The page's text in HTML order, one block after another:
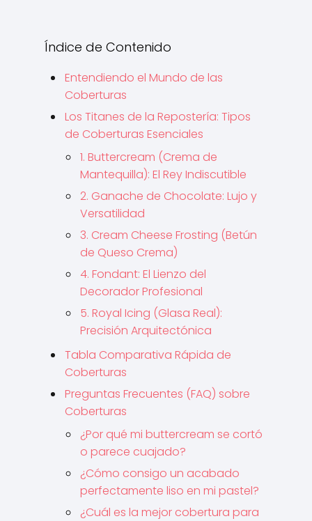
Índice de Contenido
Entendiendo el Mundo de las
Coberturas
Los Titanes de la Repostería: Tipos
de Coberturas Esenciales
1. Buttercream (Crema de
Mantequilla): El Rey Indiscutible
2. Ganache de Chocolate: Lujo y
Versatilidad
3. Cream Cheese Frosting (Betún
de Queso Crema)
4. Fondant: El Lienzo del
Decorador Profesional
5. Royal Icing (Glasa Real):
Precisión Arquitectónica
Tabla Comparativa Rápida de
Coberturas
Preguntas Frecuentes (FAQ) sobre
Coberturas
¿Por qué mi buttercream se cortó
o parece cuajado?
¿Cómo consigo un acabado
perfectamente liso en mi pastel?
¿Cuál es la mejor cobertura para